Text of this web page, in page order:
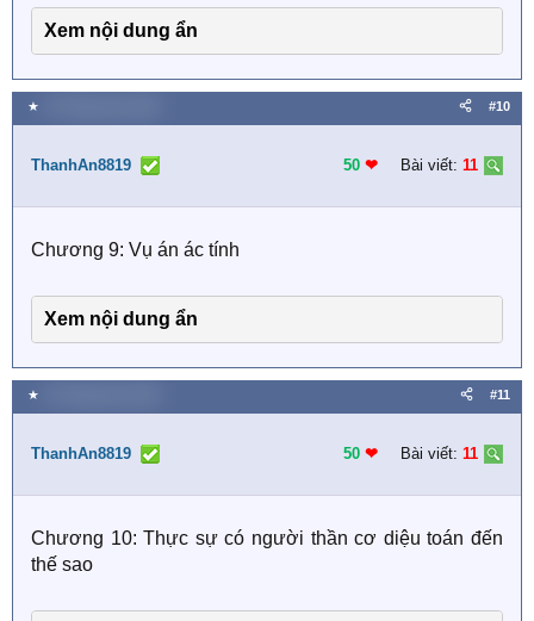
Xem nội dung ẩn
★ #10
ThanhAn8819 50 ❤︎ Bài viết: 11
Chương 9: Vụ án ác tính
Xem nội dung ẩn
★ #11
ThanhAn8819 50 ❤︎ Bài viết: 11
Chương 10: Thực sự có người thần cơ diệu toán đến
thế sao